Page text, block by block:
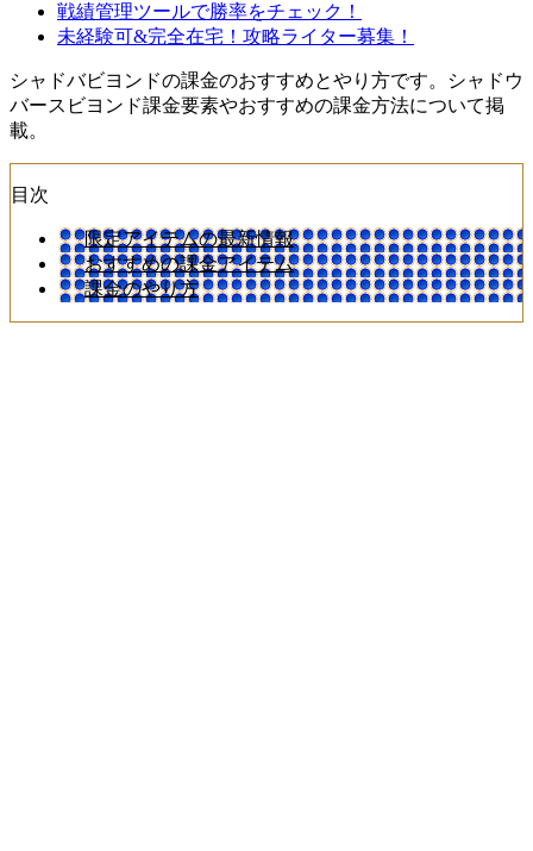
戦績管理ツールで勝率をチェック！
未経験可&完全在宅！攻略ライター募集！
シャドバビヨンドの課金のおすすめとやり方です。シャドウ
バースビヨンド課金要素やおすすめの課金方法について掲
載。
目次
限定アイテムの最新情報
おすすめの課金アイテム
課金のやり方